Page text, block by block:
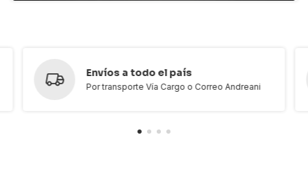
Envíos a todo el país
Por transporte Vía Cargo o Correo Andreani